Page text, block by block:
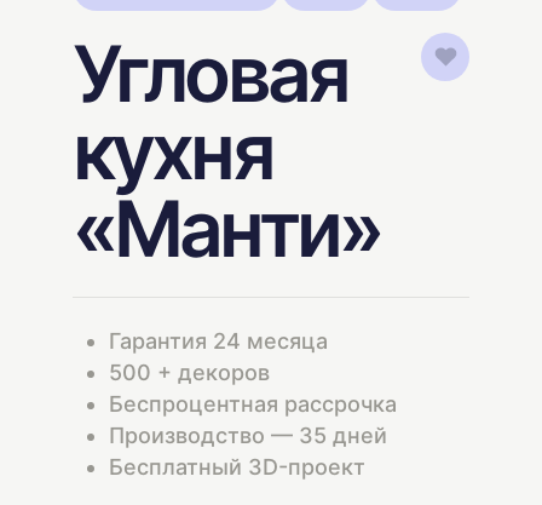
Угловая
кухня
«Манти»
Гарантия 24 месяца
500 + декоров
Беспроцентная рассрочка
Производство — 35 дней
Бесплатный 3D-проект